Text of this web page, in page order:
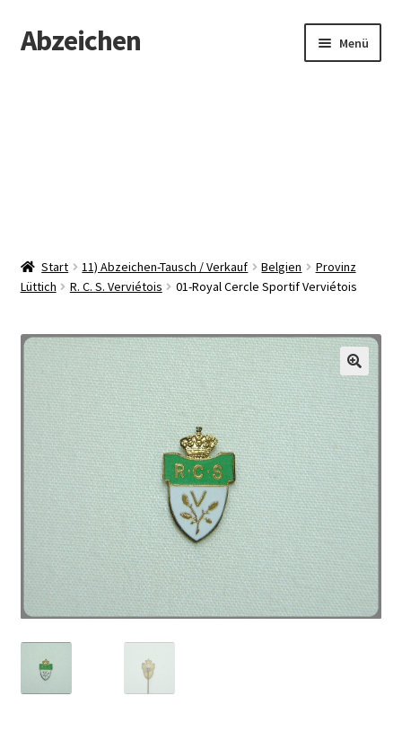
Zur
Navigation
Zum
Inhalt
Abzeichen Menü
Start 11) Abzeichen-Tausch / Verkauf Belgien
Provinz
Lüttich
R. C. S. Verviétois 01-Royal Cercle Sportif Verviétois